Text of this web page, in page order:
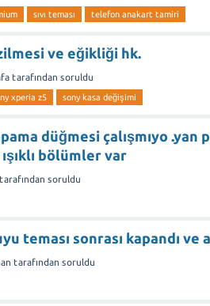
sıvı teması telefon anakart tamiri
ve eğikliği hk.
tarafından soruldu
xperia z5 sony kasa değişimi
düğmesi çalışmıyo
bölümler var
tarafından soruldu
teması sonrası kapandı ve
tarafından soruldu